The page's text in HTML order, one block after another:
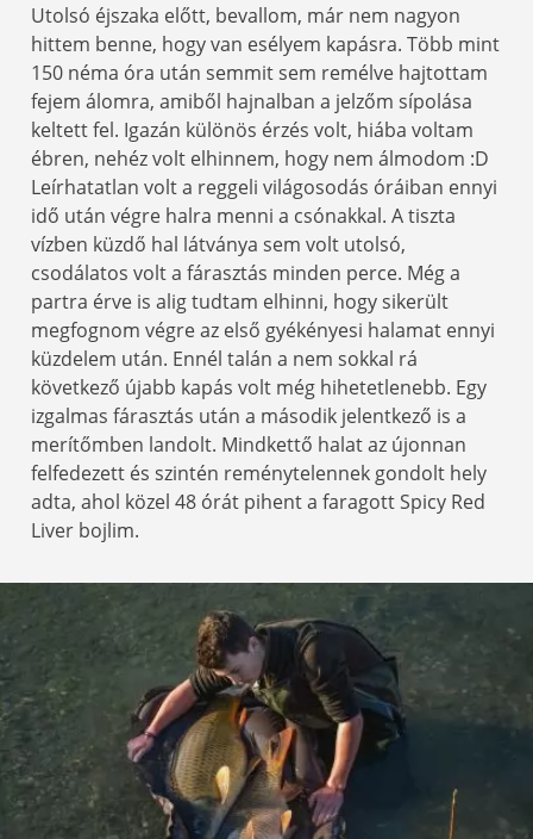
Utolsó éjszaka előtt, bevallom, már nem nagyon
hittem benne, hogy van esélyem kapásra. Több mint
150 néma óra után semmit sem remélve hajtottam
fejem álomra, amiből hajnalban a jelzőm sípolása
keltett fel. Igazán különös érzés volt, hiába voltam
ébren, nehéz volt elhinnem, hogy nem álmodom :D
Leírhatatlan volt a reggeli világosodás óráiban ennyi
idő után végre halra menni a csónakkal. A tiszta
vízben küzdő hal látványa sem volt utolsó,
csodálatos volt a fárasztás minden perce. Még a
partra érve is alig tudtam elhinni, hogy sikerült
megfognom végre az első gyékényesi halamat ennyi
küzdelem után. Ennél talán a nem sokkal rá
következő újabb kapás volt még hihetetlenebb. Egy
izgalmas fárasztás után a második jelentkező is a
merítőmben landolt. Mindkettő halat az újonnan
felfedezett és szintén reménytelennek gondolt hely
adta, ahol közel 48 órát pihent a faragott Spicy Red
Liver bojlim.